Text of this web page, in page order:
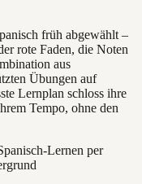
früh abgewählt –
rote Faden, die Noten
aus
Übungen auf
Lernplan schloss ihre
Tempo, ohne den